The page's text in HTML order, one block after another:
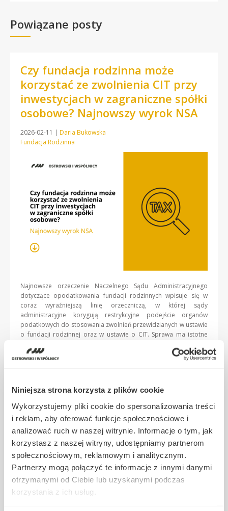
Niniejsza strona korzysta z plików cookie
Wykorzystujemy pliki cookie do spersonalizowania treści
i reklam, aby oferować funkcje społecznościowe i
analizować ruch w naszej witrynie. Informacje o tym, jak
korzystasz z naszej witryny, udostępniamy partnerom
społecznościowym, reklamowym i analitycznym.
Partnerzy mogą połączyć te informacje z innymi danymi
otrzymanymi od Ciebie lub uzyskanymi podczas
korzystania z ich usług.
Powiązane posty
Czy fundacja rodzinna może
korzystać ze zwolnienia CIT przy
inwestycjach w zagraniczne spółki
osobowe? Najnowszy wyrok NSA
2026-02-11 | Daria Bukowska
Fundacja Rodzinna
Najnowsze orzeczenie Naczelnego Sądu Administracyjnego
dotyczące opodatkowania fundacji rodzinnych wpisuje się w
coraz wyraźniejszą linię orzeczniczą, w której sądy
administracyjne korygują restrykcyjne podejście organów
podatkowych do stosowania zwolnień przewidzianych w ustawie
o fundacji rodzinnej oraz w ustawie o CIT. Sprawa ma istotne
zagadnień konstrukcyjnych fundacji rodzinnej zakresu
dopuszczalnej aktywności inwestycyjnej oraz konsekwencji
interpretację indywidualną złożony przez przedsiębiorcę
planującego wniesienie do fundacji rodzinnej udziałów w
zagranicznych spółkach osobowych, w tym podmiotach prawa
kajmańskiego i luksemburskiego. Spółki te miały charakter
transparentny podatkowo, […]